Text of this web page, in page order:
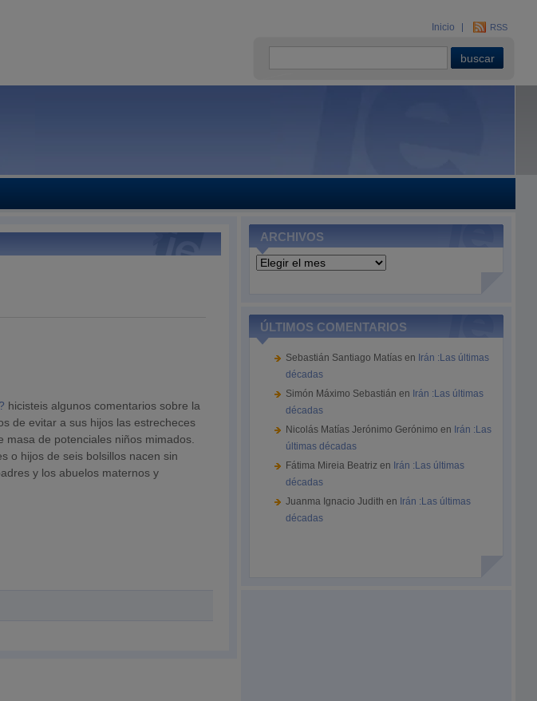
Inicio RSS
hicisteis algunos comentarios sobre la
de evitar a sus hijos las estrecheces
de potenciales niños mimados.
o hijos de seis bolsillos nacen sin
y los abuelos maternos y
ARCHIVOS
Archivos
ÚLTIMOS COMENTARIOS
Sebastián Santiago Matías en Irán :Las últimas
décadas
Simón Máximo Sebastián en Irán :Las últimas
décadas
Nicolás Matías Jerónimo Gerónimo en Irán :Las
últimas décadas
Fátima Mireia Beatriz en Irán :Las últimas
décadas
Juanma Ignacio Judith en Irán :Las últimas
décadas